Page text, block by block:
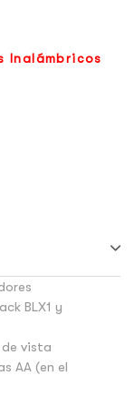
Inalámbricos
BLX1 y
vista
AA (en el